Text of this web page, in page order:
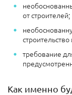
от строителей;
требование
Как именно